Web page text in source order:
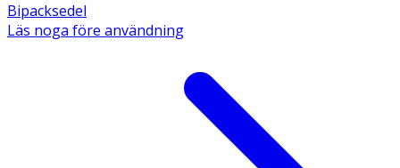
Bipacksedel
Läs noga före användning